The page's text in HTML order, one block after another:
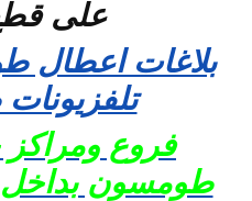
على قطع
بلاغات اعطال
فروع ومراكز
طومسون بداخل